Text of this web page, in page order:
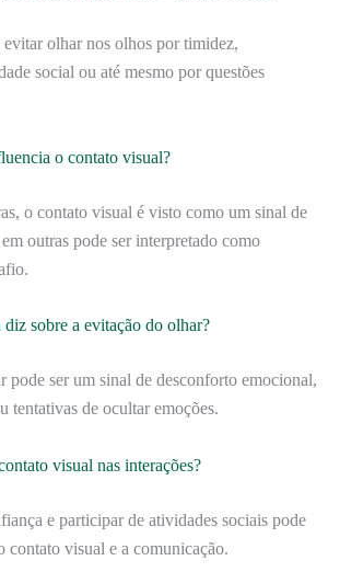
evitar olhar nos olhos por timidez,
social ou até mesmo por questões
o contato visual?
o contato visual é visto como um sinal de
outras pode ser interpretado como
sobre a evitação do olhar?
pode ser um sinal de desconforto emocional,
tentativas de ocultar emoções.
visual nas interações?
e participar de atividades sociais pode
contato visual e a comunicação.